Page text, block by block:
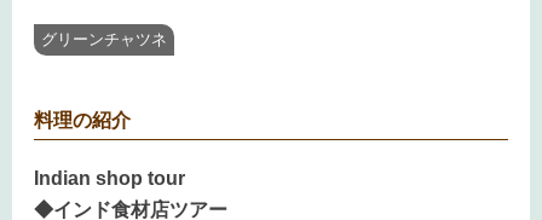
グリーンチャツネ
料理の紹介
Indian shop tour
◆インド食材店ツアー